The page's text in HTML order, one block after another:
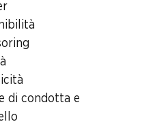
di condotta e
Filiali